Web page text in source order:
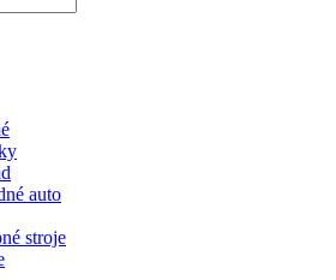
auto
stroje